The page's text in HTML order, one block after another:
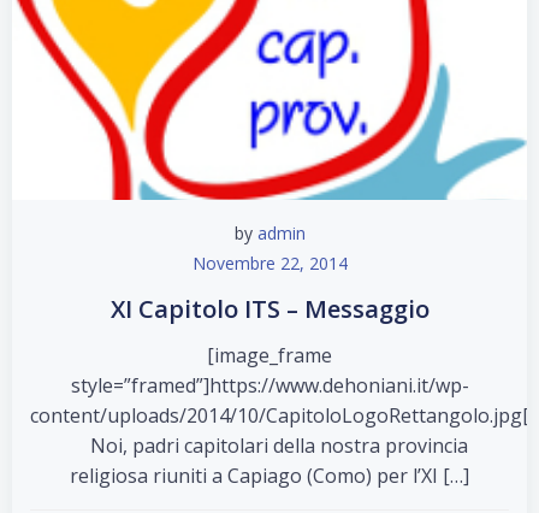
by admin
Novembre 22, 2014
XI Capitolo ITS – Messaggio
[image_frame
style=”framed”]https://www.dehoniani.it/wp-
content/uploads/2014/10/
Noi, padri capitolari della nostra provincia
religiosa riuniti a Capiago (Como) per l’XI […]